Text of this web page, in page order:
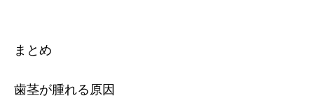
まとめ
歯茎が腫れる原因